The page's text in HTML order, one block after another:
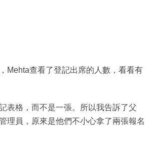
Mehta查看了登記出席的人數，看看有
表格，而不是一張。所以我告訴了父
理員，原來是他們不小心拿了兩張報名